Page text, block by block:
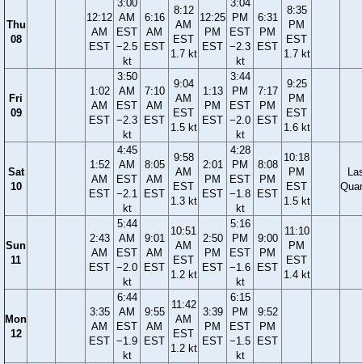
Thu
08
12:12
AM
EST
3:00
AM
EST
−2.5
kt
6:16
AM
EST
8:12
AM
EST
1.7 kt
12:25
PM
EST
3:04
PM
EST
−2.3
kt
6:31
PM
EST
8:35
PM
EST
1.7 kt
Fri
09
1:02
AM
EST
3:50
AM
EST
−2.3
kt
7:10
AM
EST
9:04
AM
EST
1.5 kt
1:13
PM
EST
3:44
PM
EST
−2.0
kt
7:17
PM
EST
9:25
PM
EST
1.6 kt
Sat
10
1:52
AM
EST
4:45
AM
EST
−2.1
kt
8:05
AM
EST
9:58
AM
EST
1.3 kt
2:01
PM
EST
4:28
PM
EST
−1.8
kt
8:08
PM
EST
10:18
PM
EST
1.5 kt
Sun
11
2:43
AM
EST
5:44
AM
EST
−2.0
kt
9:01
AM
EST
10:51
AM
EST
1.2 kt
2:50
PM
EST
5:16
PM
EST
−1.6
kt
9:00
PM
EST
11:10
PM
EST
1.4 kt
Mon
12
3:35
AM
EST
6:44
AM
EST
−1.9
kt
9:55
AM
EST
11:42
AM
EST
1.2 kt
3:39
PM
EST
6:15
PM
EST
−1.5
kt
9:52
PM
EST